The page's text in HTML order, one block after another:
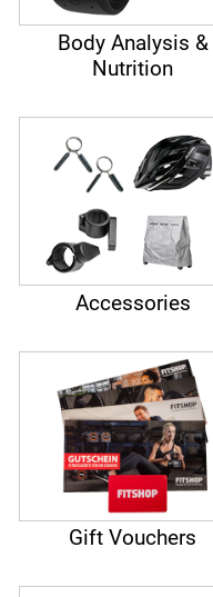
Body Analysis &
Nutrition
Accessories
Gift Vouchers